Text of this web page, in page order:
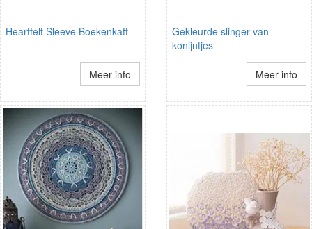
Heartfelt Sleeve Boekenkaft
Meer info
Gekleurde slinger van
konijntjes
Meer info